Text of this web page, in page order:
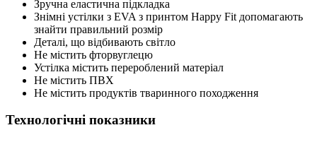
Зручна еластична підкладка
Знімні устілки з EVA з принтом Happy Fit допомагають
знайти правильний розмір
Деталі, що відбивають світло
Не містить фторвуглецю
Устілка містить перероблений матеріал
Не містить ПВХ
Не містить продуктів тваринного походження
Технологічні показники